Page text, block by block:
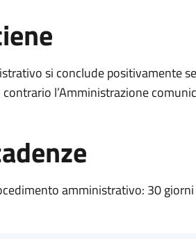
si conclude positivamente
l’Amministrazione
amministrativo: 30 giorni